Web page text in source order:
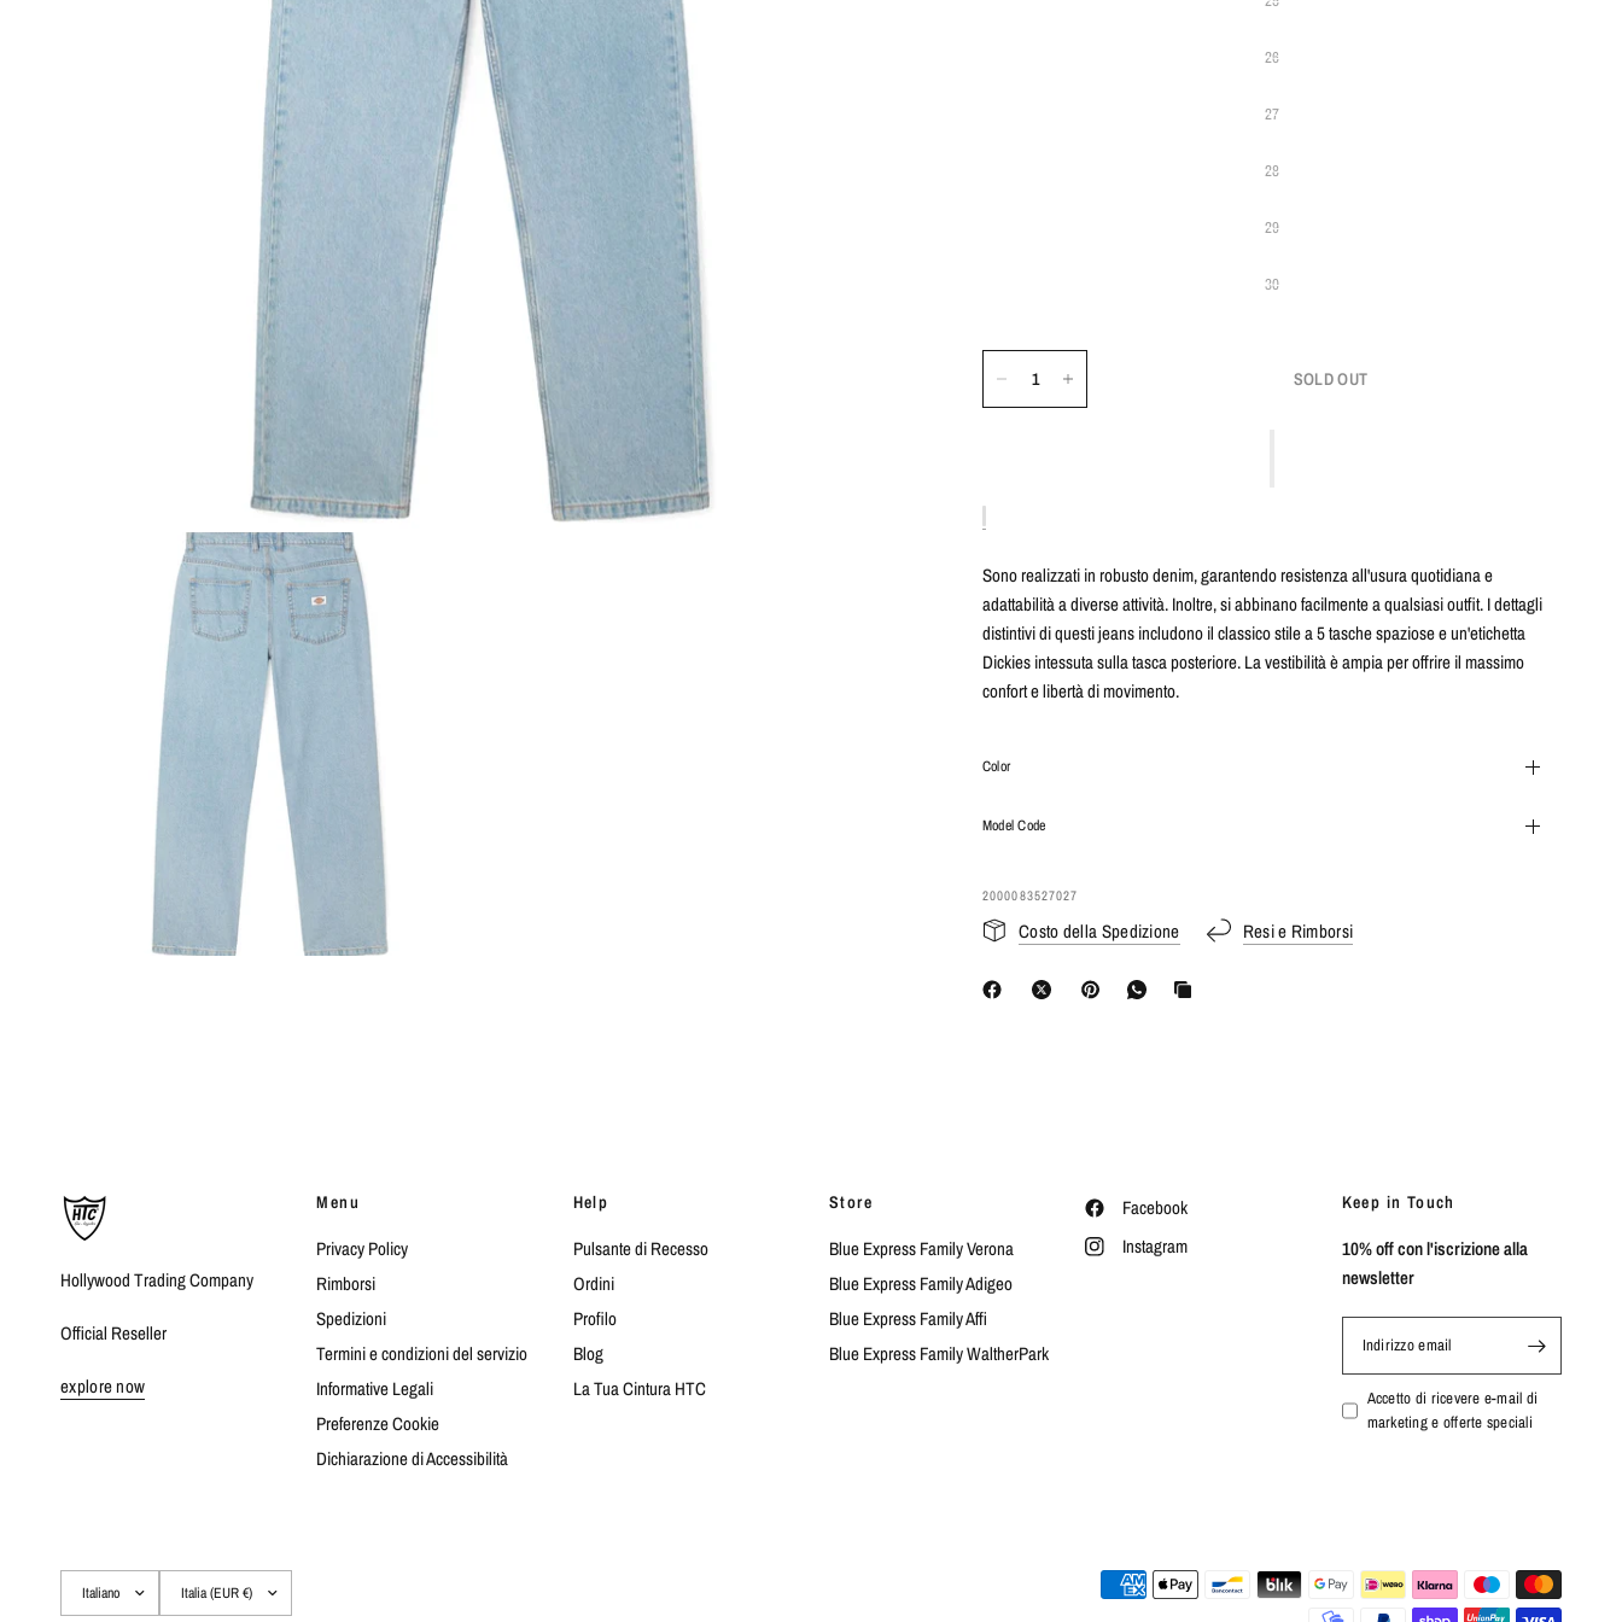
26
27
28
29
30
SOLD OUT
Sono realizzati in robusto denim, garantendo resistenza all'usura quotidiana e
adattabilità a diverse attività. Inoltre, si abbinano facilmente a qualsiasi outfit. I dettagli
distintivi di questi jeans includono il classico stile a 5 tasche spaziose e un'etichetta
Dickies intessuta sulla tasca posteriore. La vestibilità è ampia per offrire il massimo
confort e libertà di movimento.
Color
Model Code
2000083527027
Costo della Spedizione Resi e Rimborsi
Hollywood Trading Company
Official Reseller
explore now
Menu
Privacy Policy
Rimborsi
Spedizioni
Termini e condizioni del servizio
Informative Legali
Preferenze Cookie
Dichiarazione di Accessibilità
Help
Pulsante di Recesso
Ordini
Profilo
Blog
La Tua Cintura HTC
Store
Blue Express Family Verona
Blue Express Family Adigeo
Blue Express Family Affi
Blue Express Family WaltherPark
Facebook
Instagram
Keep in Touch
10% off con l'iscrizione alla
newsletter
Indirizzo email
Accetto di ricevere e-mail di
marketing e offerte speciali
paese/area
paese/area